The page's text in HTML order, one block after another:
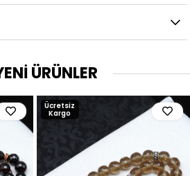
ÜRÜNLER
Ücretsiz
Kargo